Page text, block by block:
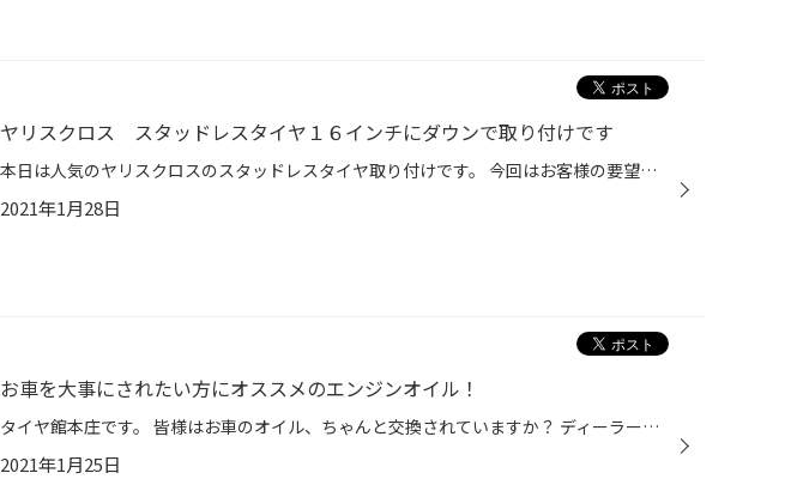
ヤリスクロス スタッドレスタイヤ１６インチにダウンで取り付けです
本日は人気のヤリスクロスのスタッドレスタイヤ取り付けです。 今回はお客様の要望で１８インチから１６インチ タイヤサイズは２０５/６５R１６に変更して取り付けです。 しっかり準備をしていきます。エア調整を万全に・・・ 。何事もなく無事装着です。 良かったです。 お客さまも大満足でした。 う
2021年1月28日
お車を大事にされたい方にオススメのエンジンオイル！
タイヤ館本庄です。 皆様はお車のオイル、ちゃんと交換されていますか？ ディーラーや地域の整備工場、当店の様な量販店など 様々な所で交換が出来る、取り扱いがありますよね！ 今回は【カストロール エッジ 5ｗ‐30】の紹介です。 5ｗ‐40は以前から取り扱いがあり、輸入車や高性能な車の オイル交...
2021年1月25日